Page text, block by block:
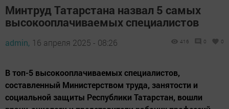
Минтруд Татарстана назвал 5 самых
высокооплачиваемых специалистов
admin, 16 апреля 2025 - 08:26 416 0 0
В топ-5 высокооплачиваемых специалистов,
составленный Министерством труда, занятости и
социальной защиты Республики Татарстан, вошли